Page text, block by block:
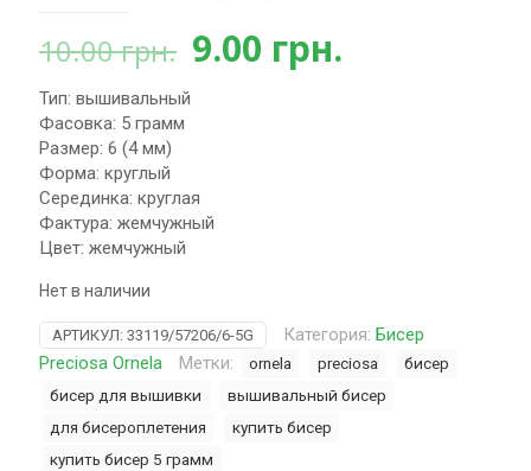
10.00грн. Первоначальная
9.00 грн.
Тип: вышивальный
Фасовка: 5 грамм
Размер: 6 (4 мм)
Форма: круглый
Серединка: круглая
Фактура: жемчужный
Цвет: жемчужный
Нет в наличии
АРТИКУЛ: 33119/57206/6-5G Категория: Бисер
Preciosa Ornela
Метки: ornela preciosa
бисер
бисер для вышивки
вышивальный бисер
для бисероплетения
купить бисер
купить бисер 5 грамм